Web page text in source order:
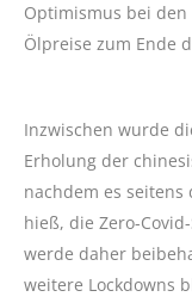
Optimismus bei
Ölpreise zum Ende
Inzwischen wurde
Erholung der
nachdem es
hieß, die Zero-
werde daher
weitere Lockdowns